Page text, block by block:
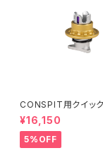
CONSPIT用クイッ
¥16,150
5%OFF